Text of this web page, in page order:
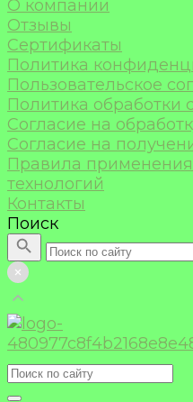
О компании
Отзывы
Сертификаты
Политика
Пользовательское
Политика обработки
Согласие на
Согласие на
Правила
технологий
Контакты
Поиск